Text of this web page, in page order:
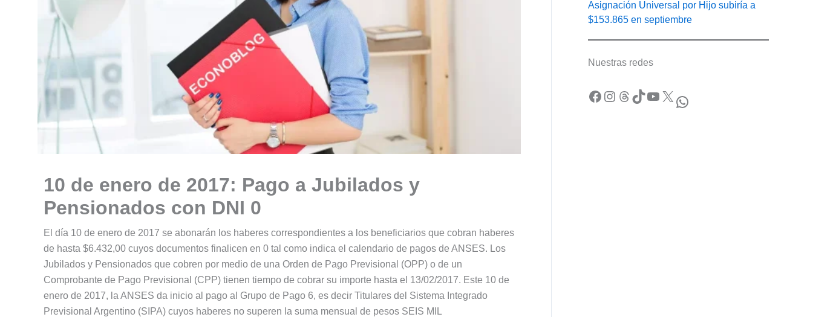
10 de enero de 2017: Pago a Jubilados y
Pensionados con DNI 0
El día 10 de enero de 2017 se abonarán los haberes correspondientes a los beneficiarios que cobran haberes
de hasta $6.432,00 cuyos documentos finalicen en 0 tal como indica el calendario de pagos de ANSES. Los
Jubilados y Pensionados que cobren por medio de una Orden de Pago Previsional (OPP) o de un
Comprobante de Pago Previsional (CPP) tienen tiempo de cobrar su importe hasta el 13/02/2017. Este 10 de
enero de 2017, la ANSES da inicio al pago al Grupo de Pago 6, es decir Titulares del Sistema Integrado
Previsional Argentino (SIPA) cuyos haberes no superen la suma mensual de pesos SEIS MIL
Asignación Universal por Hijo subiría a
$153.865 en septiembre
Nuestras redes
Facebook Instagram Threads TikTok YouTube X WhatsApp